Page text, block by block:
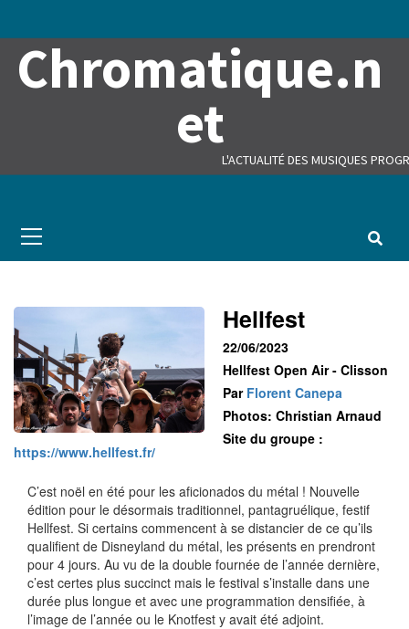
Chromatique.n
et
L'ACTUALITÉ DES MUSIQUES
Menu
Hellfest
22/06/2023
Hellfest Open Air - Clisson
Par Florent Canepa
Photos: Christian Arnaud
Site du groupe :
https://www.hellfest.fr/
C’est noël en été pour les aficionados du métal ! Nouvelle
édition pour le désormais traditionnel, pantagruélique, festif
Hellfest. Si certains commencent à se distancier de ce qu’ils
qualifient de Disneyland du métal, les présents en prendront
pour 4 jours. Au vu de la double fournée de l’année dernière,
c’est certes plus succinct mais le festival s’installe dans une
durée plus longue et avec une programmation densifiée, à
l’image de l’année ou le Knotfest y avait été adjoint.